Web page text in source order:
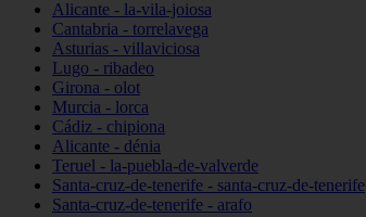
Alicante - la-vila-joiosa
Cantabria - torrelavega
Asturias - villaviciosa
Lugo - ribadeo
Girona - olot
Murcia - lorca
Cádiz - chipiona
Alicante - dénia
Teruel - la-puebla-de-valverde
Santa-cruz-de-tenerife - santa-cruz-de-tenerife
Santa-cruz-de-tenerife - arafo